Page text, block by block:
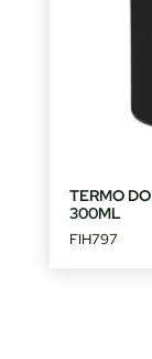
TERMO
300ML
FIH797